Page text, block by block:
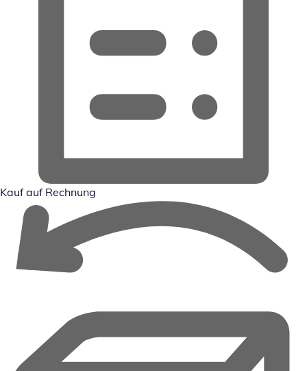
Kauf auf Rechnung